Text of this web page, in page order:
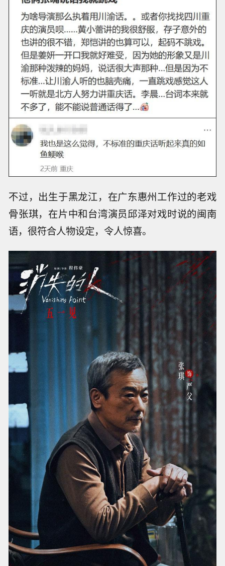
不过，出生于黑龙江，在广东惠州工作过的老戏
骨张琪，在片中和台湾演员邱泽对戏时说的闽南
语，很符合人物设定，令人惊喜。